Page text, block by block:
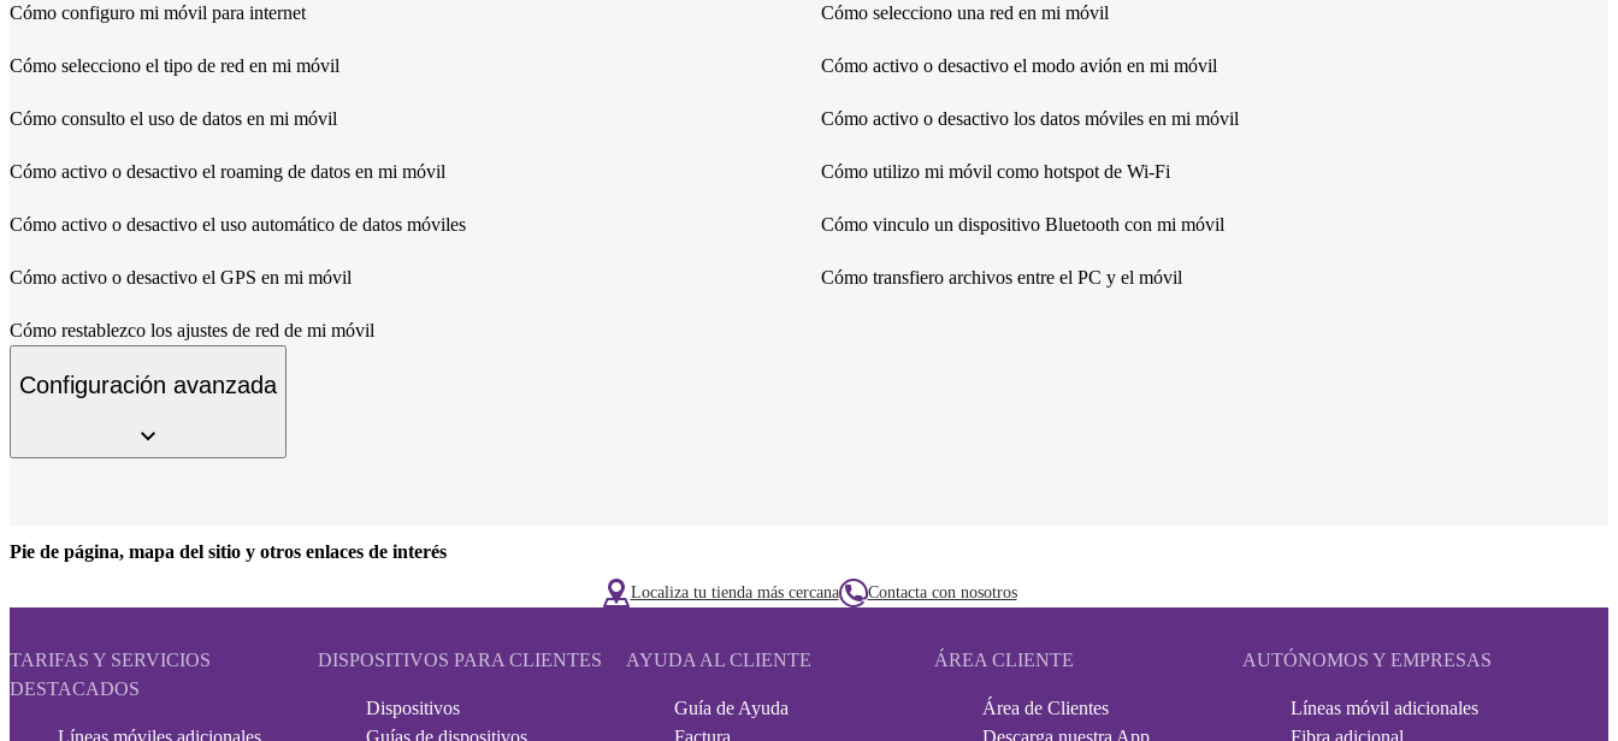
Cómo configuro mi móvil para internet Cómo selecciono una red en mi móvil
Cómo selecciono el tipo de red en mi móvil Cómo activo o desactivo el modo avión en mi móvil
Cómo consulto el uso de datos en mi móvil Cómo activo o desactivo los datos móviles en mi móvil
Cómo activo o desactivo el roaming de datos en mi móvil Cómo utilizo mi móvil como hotspot de Wi-Fi
Cómo activo o desactivo el uso automático de datos móviles Cómo vinculo un dispositivo Bluetooth con mi móvil
Cómo activo o desactivo el GPS en mi móvil Cómo transfiero archivos entre el PC y el móvil
Cómo restablezco los ajustes de red de mi móvil
Configuración avanzada
Pie de página, mapa del sitio y otros enlaces de interés
Localiza tu tienda más cercana Contacta con nosotros
TARIFAS Y SERVICIOS
DESTACADOS
DISPOSITIVOS PARA CLIENTES
Dispositivos
AYUDA AL CLIENTE
Guía de Ayuda
ÁREA CLIENTE
Área de Clientes
AUTÓNOMOS Y EMPRESAS
Líneas móvil adicionales